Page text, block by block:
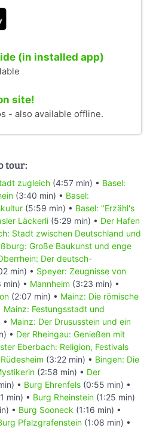
(in installed app)
site!
- also available offline.
tour:
zugleich (4:57 min) • Basel:
(3:40 min) • Basel:
(5:59 min) • Basel: "Erzähl's
Läckerli (5:29 min) • Der Hafen
Stadt zwischen Deutschland und
Große Baukunst und enge
Der deutsch-
min) • Speyer: Zeugnisse von
min) • Mannheim (3:23 min) •
(2:07 min) • Mainz: Die römische
Mainz: Festungsstadt und
• Mainz: Der Drususstein und ein
• Der Rheingau: Genießen mit
Eberbach: Religion, Festivals
Rüdesheim (3:22 min) • Bingen: Die
(2:58 min) • Der
• Burg Ehrenfels (0:55 min) •
min) • Burg Rheinstein (1:25 min)
• Burg Sooneck (1:16 min) •
Pfalzgrafenstein (1:08 min) •